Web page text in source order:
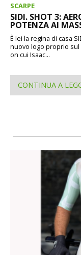
SCARPE
SIDI. SHOT 3:
POTENZA AI
È lei la regina di casa
nuovo logo proprio sul
on cui Isaac...
CONTINUA A